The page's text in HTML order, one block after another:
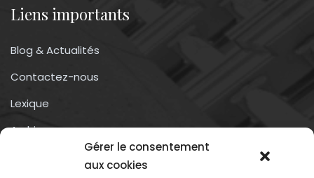
Gérer le consentement
aux cookies
Liens importants
Blog & Actualités
Contactez-nous
Lexique
Archives
Conditions générales d’utilisation